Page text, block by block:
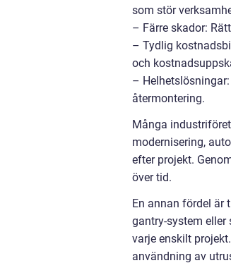
som stör
– Färre skador:
– Tydlig
och
–
återmontering.
Många
modernisering,
efter projekt.
över tid.
En annan fördel är
gantry-system
varje enskilt
användning av